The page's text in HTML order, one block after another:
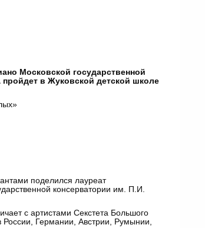
Московской государственной
в Жуковской детской школе
поделился лауреат
консерватории им. П.И.
с артистами Секстета Большого
России, Германии, Австрии, Румынии,